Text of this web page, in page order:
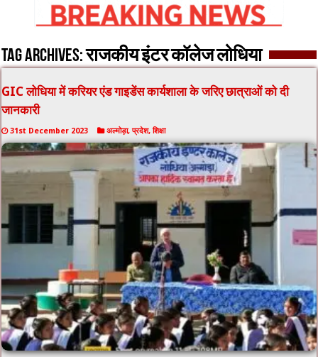
Tag Archives:राजकीय इंटर कॉलेज लोधिया
GIC लोधिया में करियर एंड गाइडेंस कार्यशाला के जरिए छात्राओं को दी
जानकारी
31st December 2023 अल्मोड़ा,प्रदेश,शिक्षा